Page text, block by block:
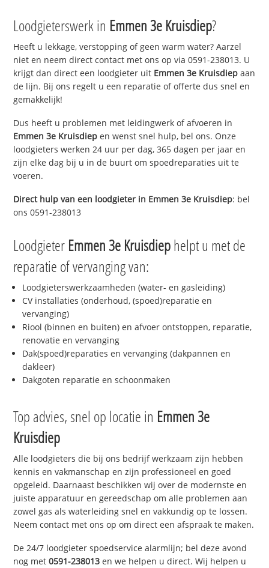
Loodgieterswerk in Emmen 3e Kruisdiep?
Heeft u lekkage, verstopping of geen warm water? Aarzel
niet en neem direct contact met ons op via 0591-238013. U
krijgt dan direct een loodgieter uit Emmen 3e Kruisdiep aan
de lijn. Bij ons regelt u een reparatie of offerte dus snel en
gemakkelijk!
Dus heeft u problemen met leidingwerk of afvoeren in
Emmen 3e Kruisdiep en wenst snel hulp, bel ons. Onze
loodgieters werken 24 uur per dag, 365 dagen per jaar en
zijn elke dag bij u in de buurt om spoedreparaties uit te
voeren.
Direct hulp van een loodgieter in Emmen 3e Kruisdiep: bel
ons 0591-238013
Loodgieter Emmen 3e Kruisdiephelpt u met de
reparatie of vervanging van:
Loodgieterswerkzaamheden (water- en gasleiding)
CV installaties (onderhoud, (spoed)reparatie en
vervanging)
Riool (binnen en buiten) en afvoer ontstoppen, reparatie,
renovatie en vervanging
Dak(spoed)reparaties en vervanging (dakpannen en
dakleer)
Dakgoten reparatie en schoonmaken
Top advies, snel op locatie in Emmen 3e
Kruisdiep
Alle loodgieters die bij ons bedrijf werkzaam zijn hebben
kennis en vakmanschap en zijn professioneel en goed
opgeleid. Daarnaast beschikken wij over de modernste en
juiste apparatuur en gereedschap om alle problemen aan
zowel gas als waterleiding snel en vakkundig op te lossen.
Neem contact met ons op om direct een afspraak te maken.
De 24/7 loodgieter spoedservice alarmlijn; bel deze avond
nog met0591-238013 en we helpen u direct. Wij helpen u